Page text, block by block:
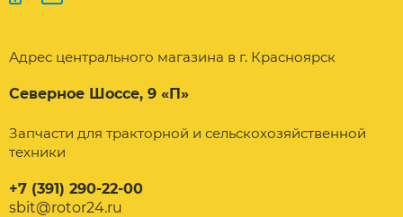
Адрес центрального магазина в г. Красноярск
Северное Шоссе, 9 «П»
Запчасти для тракторной и сельскохозяйственной
техники
+7 (391) 290-22-00
sbit@rotor24.ru